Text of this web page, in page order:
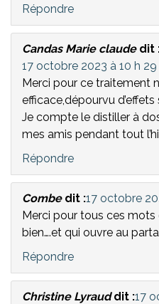
Répondre
Candas Marie claude dit
17 octobre 2023 à 10 h 29
Merci pour ce traitement
efficace,dépourvu d’effets
Je compte le distiller à
mes amis pendant tout
Répondre
Combe dit :17 octobre
Merci pour tous ces
bien….et qui ouvre au
Répondre
Christine Lyraud dit :17